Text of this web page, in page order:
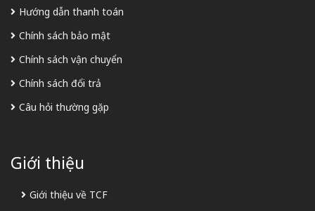
Hướng dẫn thanh toán
Chính sách bảo mật
Chính sách vận chuyển
Chính sách đổi trả
Câu hỏi thường gặp
Giới thiệu
Giới thiệu về TCF